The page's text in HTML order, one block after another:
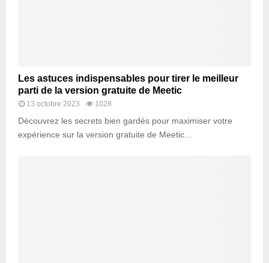
Les astuces indispensables pour tirer le meilleur
parti de la version gratuite de Meetic
13 octobre 2023 1028
Découvrez les secrets bien gardés pour maximiser votre
expérience sur la version gratuite de Meetic...